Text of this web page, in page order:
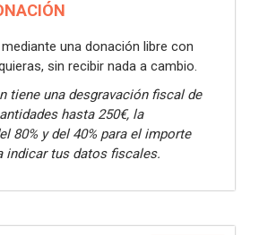
una donación libre con
sin recibir nada a cambio.
tiene una desgravación fiscal de
hasta 250€, la
80% y del 40% para el importe
indicar tus datos fiscales.